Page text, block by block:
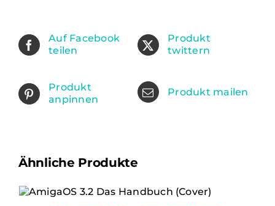
Auf Facebook
teilen
Produkt
twittern
Produkt
anpinnen
Produkt mailen
Ähnliche Produkte
Bewertet
Ungeprüfte Gesamtbewertungen